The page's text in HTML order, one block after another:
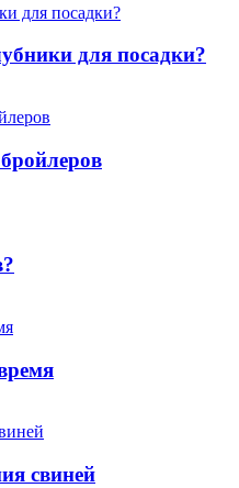
для посадки?
свиней